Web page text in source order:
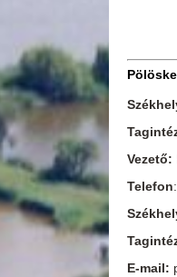
Vezető:
Telefon:
E-mail: